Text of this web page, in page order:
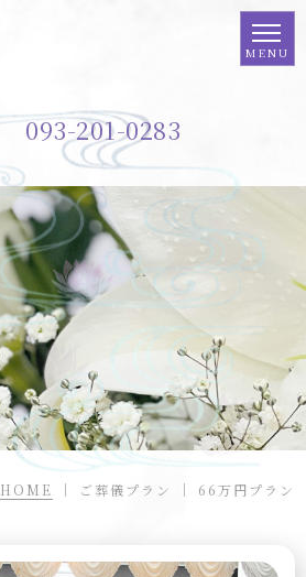
093-201-0283
HOME ｜ ご葬儀プラン ｜ 66万円プラン